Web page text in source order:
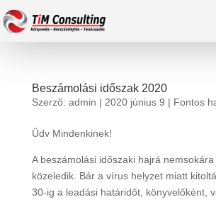
Beszámolási időszak 2020
Szerző: admin | 2020 június 9 | Fontos
Üdv Mindenkinek!
A beszámolási időszaki hajrá
közeledik. Bár a vírus helyzet miatt
30-ig a leadási határidőt, könyvelőként,